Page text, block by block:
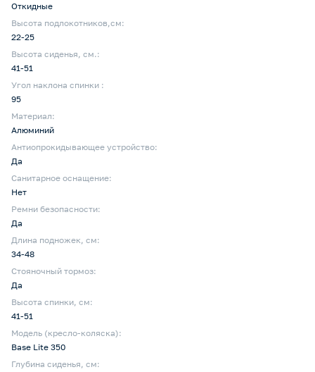
Откидные
Высота подлокотников,см:
22-25
Высота сиденья, см.:
41-51
Угол наклона спинки :
95
Материал:
Алюминий
Антиопрокидывающее устройство:
Да
Санитарное оснащение:
Нет
Ремни безопасности:
Да
Длина подножек, см:
34-48
Стояночный тормоз:
Да
Высота спинки, см:
41-51
Модель (кресло-коляска):
Base Lite 350
Глубина сиденья, cм: